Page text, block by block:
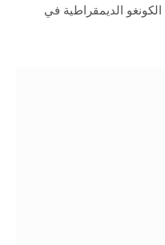
الديمقراطية في